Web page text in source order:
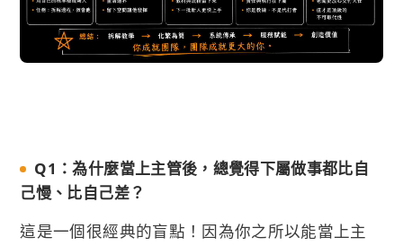
Q1：為什麼當上主管後，總覺得下屬做事都比自
己慢、比自己差？
這是一個很經典的盲點！因為你之所以能當上主